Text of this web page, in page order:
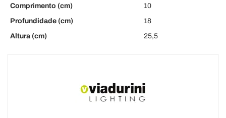
Comprimento (cm)
10
Profundidade (cm)
18
Altura (cm)
25,5